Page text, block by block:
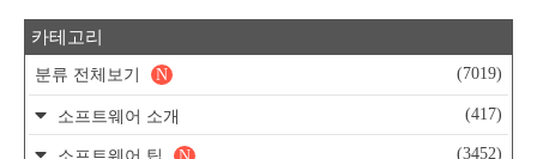
카테고리
분류 전체보기 (7019)
N
소프트웨어 소개 (417)
(3452)